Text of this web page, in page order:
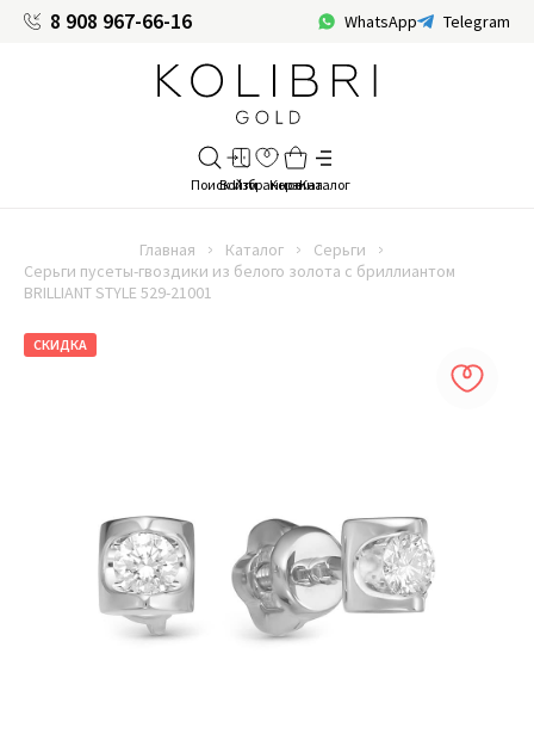
8 908 967-66-16 WhatsApp Telegram
Главная Каталог
Серьги
Серьги пусеты-гвоздики из белого золота с бриллиантом
BRILLIANT STYLE 529-21001
СКИДКА